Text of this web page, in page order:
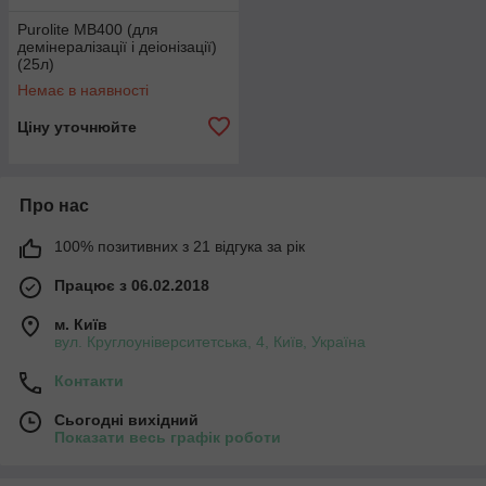
Purolite MB400 (для
демінералізації і деіонізації)
(25л)
Немає в наявності
Ціну уточнюйте
Про нас
100% позитивних з 21 відгука за рік
Працює з 06.02.2018
м. Київ
вул. Круглоуніверситетська, 4, Київ, Україна
Контакти
Сьогодні вихідний
Показати весь графік роботи